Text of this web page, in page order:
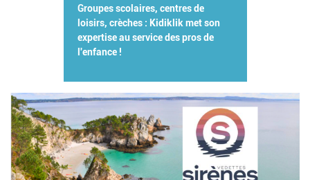
Groupes scolaires, centres de
loisirs, crèches : Kidiklik met son
expertise au service des pros de
l'enfance !